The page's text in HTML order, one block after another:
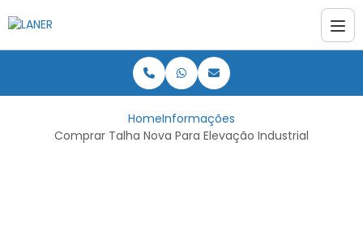
HomeInformações
Comprar Talha Nova Para Elevação Industrial